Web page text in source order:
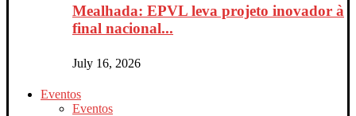
Mealhada: EPVL leva projeto inovador à
final nacional...
July 16, 2026
Eventos
Eventos